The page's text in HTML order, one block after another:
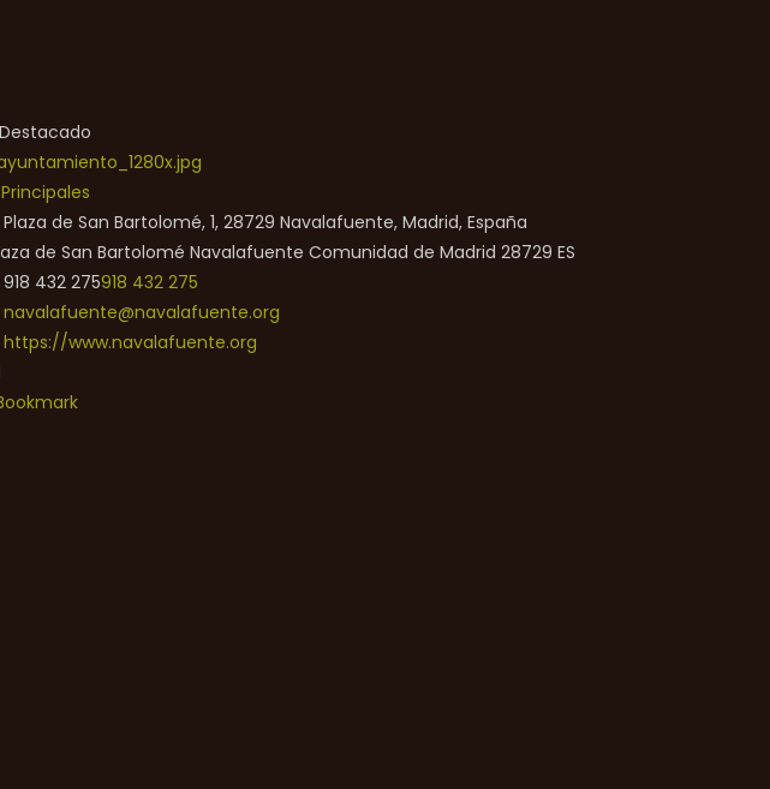
Destacado
Principales
Plaza de San Bartolomé, 1, 28729 Navalafuente, Madrid, España
de San Bartolomé Navalafuente Comunidad de Madrid 28729 ES
918 432 275918 432 275
navalafuente@navalafuente.org
https://www.navalafuente.org